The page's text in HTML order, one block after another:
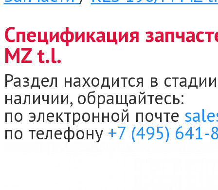
Спецификация
MZ t.l.
Раздел находится в
наличии, обращайтесь:
по электронной почте
по телефону +7 (495) 641-